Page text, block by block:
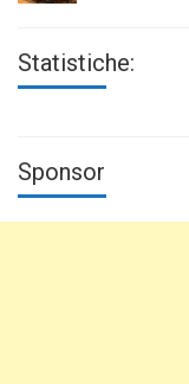
Statistiche:
Sponsor